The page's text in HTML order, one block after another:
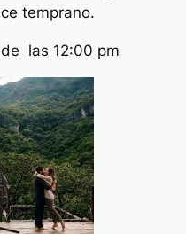
temprano.
las 12:00 pm